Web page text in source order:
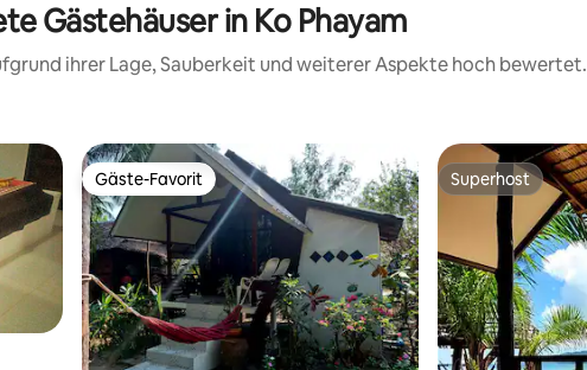
Gästehäuser in Ko Phayam
ihrer Lage, Sauberkeit und weiterer Aspekte hoch bewertet.
Gäste-Favorit
Gäste-Favorit Superhost
Superhost